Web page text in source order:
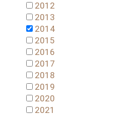
2012
2013
2014
2015
2016
2017
2018
2019
2020
2021